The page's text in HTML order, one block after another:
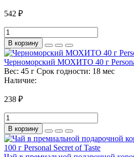
542 ₽
В корзину
Черноморский МОХИТО 40 г
Вес: 45 г Срок годности: 18 мес
Наличие:
238 ₽
В корзину